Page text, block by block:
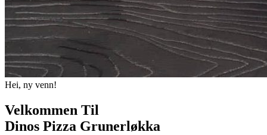
Hei, ny venn!
Velkommen Til
Dinos Pizza Grunerløkka